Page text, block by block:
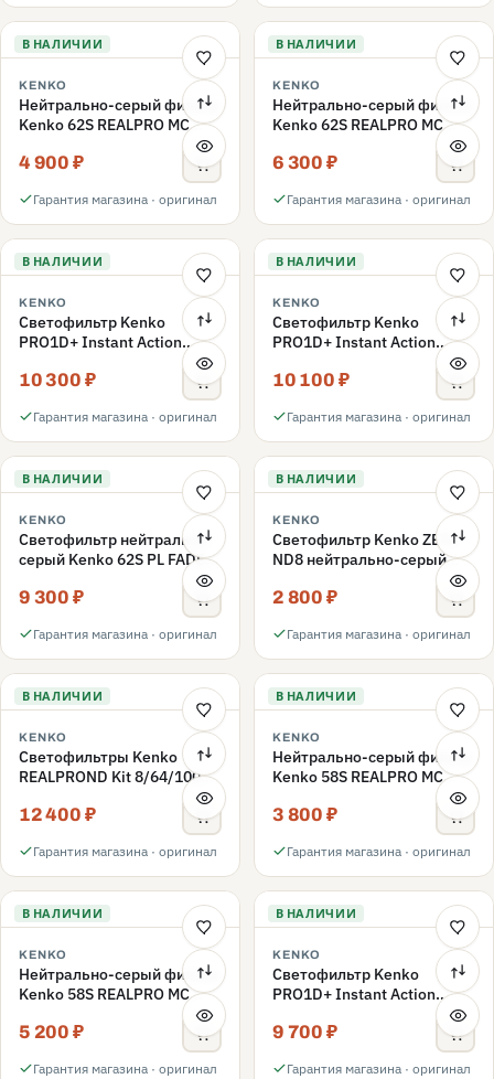
В НАЛИЧИИ
KENKO
Нейтрально-серый фильтр
Kenko 62S REALPRO MC
4 900 ₽
Гарантия магазина · оригинал
В НАЛИЧИИ
KENKO
Нейтрально-серый фильтр
Kenko 62S REALPRO MC
6 300 ₽
Гарантия магазина · оригинал
В НАЛИЧИИ
KENKO
Светофильтр Kenko
PRO1D+ Instant Action
Variable NDX3-450+C-PLS
переменной плотности
10 300 ₽
Гарантия магазина · оригинал
В НАЛИЧИИ
KENKO
Светофильтр Kenko
PRO1D+ Instant Action
Variable NDX3-450+C-PL
переменной плотности
10 100 ₽
Гарантия магазина · оригинал
В НАЛИЧИИ
KENKO
Светофильтр нейтрально-
серый Kenko 62S PL FADER
с переменной плотностью
ND3-ND400 62mm
9 300 ₽
Гарантия магазина · оригинал
В НАЛИЧИИ
KENKO
Светофильтр Kenko ZETA
ND8 нейтрально-серый
2 800 ₽
Гарантия магазина · оригинал
В НАЛИЧИИ
KENKO
Светофильтры Kenko
REALPROND Kit 8/64/1000
12 400 ₽
Гарантия магазина · оригинал
В НАЛИЧИИ
KENKO
Нейтрально-серый фильтр
Kenko 58S REALPRO MC
3 800 ₽
Гарантия магазина · оригинал
В НАЛИЧИИ
KENKO
Нейтрально-серый фильтр
Kenko 58S REALPRO MC
5 200 ₽
Гарантия магазина · оригинал
В НАЛИЧИИ
KENKO
Светофильтр Kenko
PRO1D+ Instant Action
Variable NDX3-450+C-PLS
переменной плотности
9 700 ₽
Гарантия магазина · оригинал